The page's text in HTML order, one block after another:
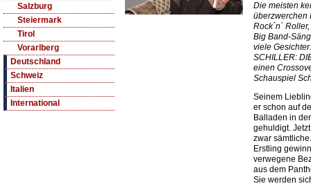
Salzburg
Steiermark
Tirol
Vorarlberg
Deutschland
Schweiz
Italien
International
Die meisten
überzwerchen
Rock´n´
Big Band-
viele
SCHILLER:
einen
Schauspiel
Seinem
er schon auf
Balladen in
gehuldigt.
zwar
Erstling
verwegene
aus dem
Sie werden